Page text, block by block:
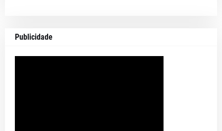
Publicidade